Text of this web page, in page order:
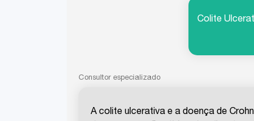
Colite
Consultor especializado
A colite ulcerativa e a doença de